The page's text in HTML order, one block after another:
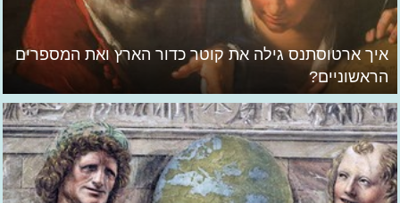
איך ארטוסתנס גילה את קוטר כדור הארץ ואת המספרים
הראשוניים?